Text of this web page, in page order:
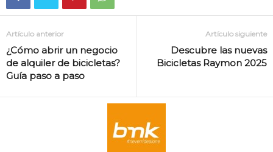
Artículo anterior
¿Cómo abrir un negocio
de alquiler de bicicletas?
Guía paso a paso
Artículo siguiente
Descubre las nuevas
Bicicletas Raymon 2025